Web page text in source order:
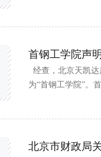
首钢工学院声明
经查，北京天凯
为“首钢工学院”。
北京市财政局